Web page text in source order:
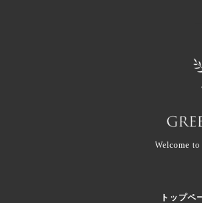
Welcome
トップペ